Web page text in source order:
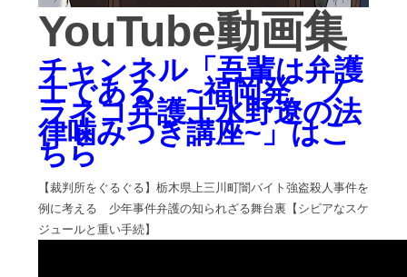
YouTube動画集
チャンネル「吾輩は弁護
士である ~福岡発 ノ
ラネコ弁護士水野遼の法
律噛みつき講座~」はこ
ちら
【裁判所をぐるぐる】栃木県上三川町闇バイト強盗殺人事件を
例に考える 少年事件弁護の知られざる舞台裏【シビアなスケ
ジュールと重い手続】